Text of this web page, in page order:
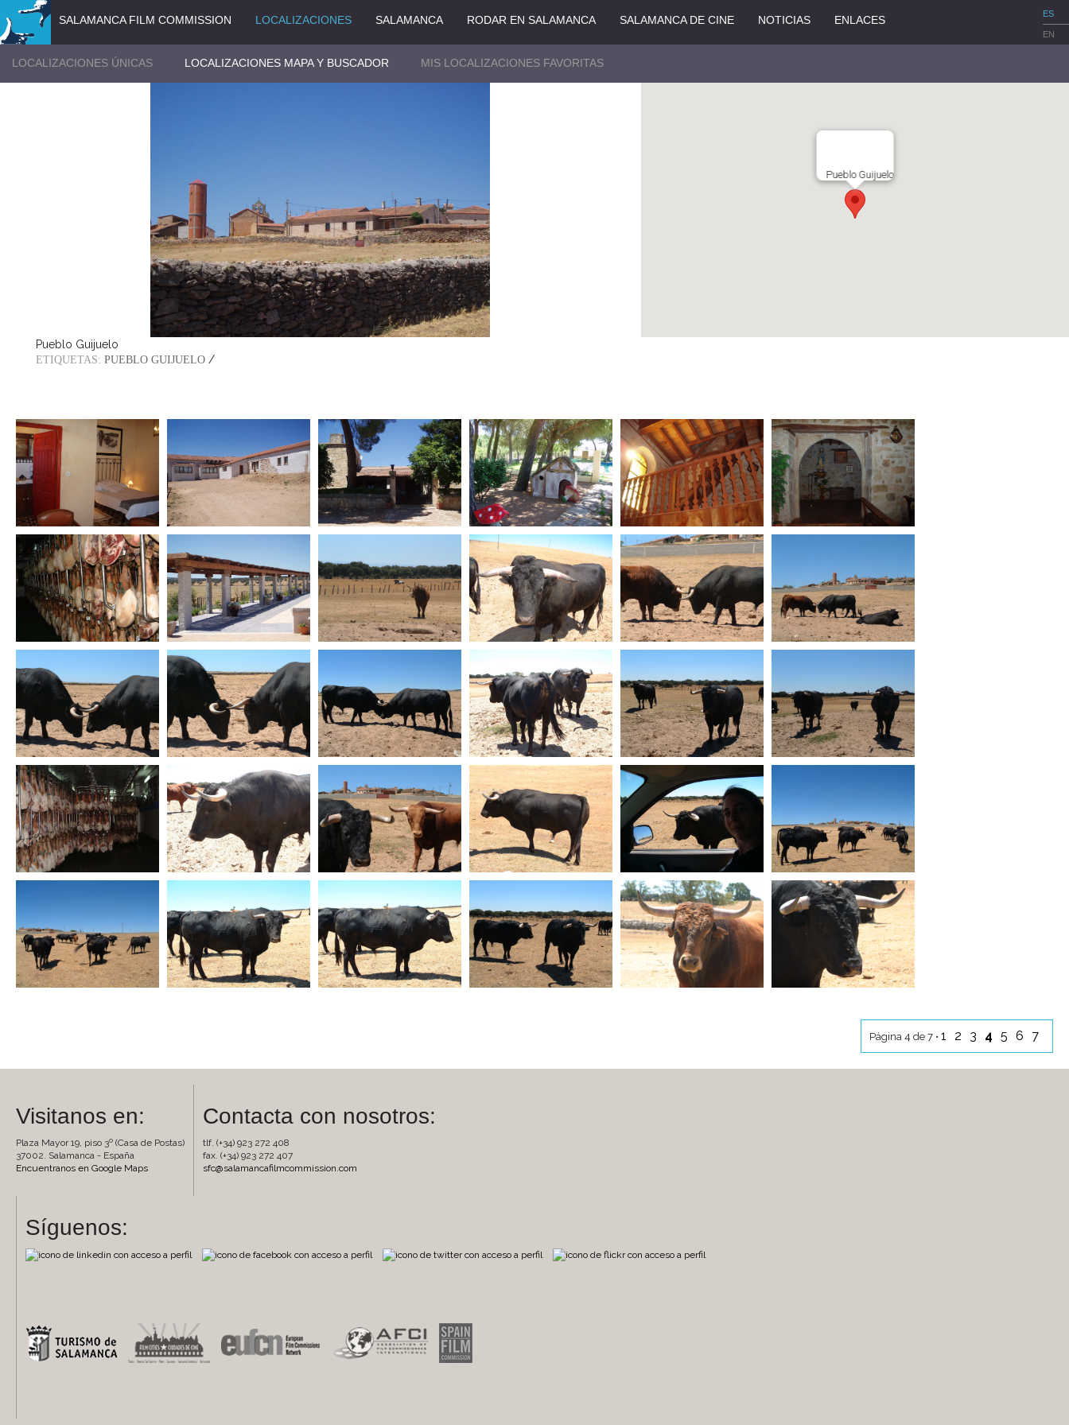
ES
EN
SALAMANCA FILM COMMISSION LOCALIZACIONES SALAMANCA RODAR EN SALAMANCA SALAMANCA DE CINE NOTICIAS ENLACES
LOCALIZACIONES ÚNICAS LOCALIZACIONES MAPA Y BUSCADOR MIS LOCALIZACIONES FAVORITAS
Pueblo Guijuelo
Pueblo Guijuelo
ETIQUETAS: PUEBLO GUIJUELO /
Página 4 de 7 • 1 2 3 4 5 6 7
Visitanos en:
Plaza Mayor 19, piso 3º (Casa de Postas)
37002. Salamanca - España
Encuentranos en Google Maps
Contacta con nosotros:
tlf. (+34) 923 272 408
fax. (+34) 923 272 407
sfc@salamancafilmcommission.com
Síguenos: